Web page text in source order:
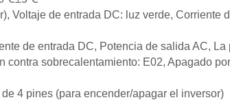
Voltaje de entrada DC: luz verde, Corriente
de entrada DC, Potencia de salida AC,
contra sobrecalentamiento: E02, Apagado
4 pines (para encender/apagar el inversor)